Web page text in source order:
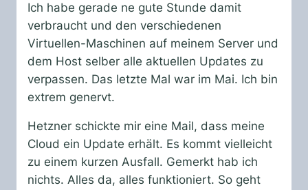
Ich habe gerade ne gute Stunde damit
verbraucht und den verschiedenen
Virtuellen-Maschinen auf meinem Server und
dem Host selber alle aktuellen Updates zu
verpassen. Das letzte Mal war im Mai. Ich bin
extrem genervt.
Hetzner schickte mir eine Mail, dass meine
Cloud ein Update erhält. Es kommt vielleicht
zu einem kurzen Ausfall. Gemerkt hab ich
nichts. Alles da, alles funktioniert. So geht